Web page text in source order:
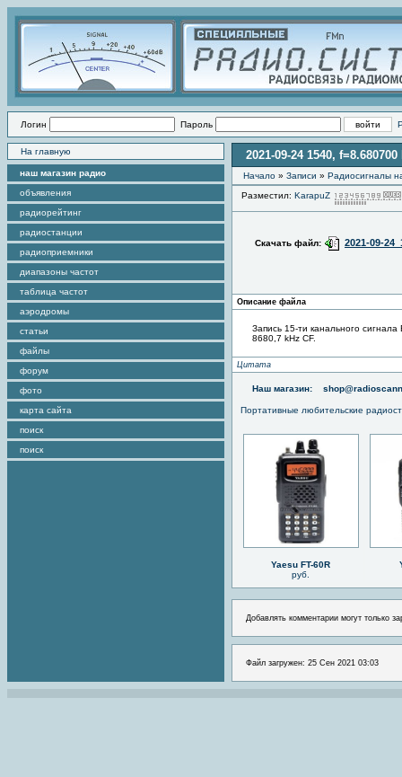
Логин Пароль
На главную
наш магазин радио
объявления
радиорейтинг
радиостанции
радиоприемники
диапазоны частот
таблица частот
аэродромы
статьи
файлы
форум
фото
карта сайта
поиск
поиск
2021-09-24 1540,
Начало » Записи » Радиоcигналы
Разместил: KarapuZ
Скачать файл: 2021-09-
Описание файла
Запись 15-ти канального
8680,7 kHz CF.
Цитата
Наш магазин:
Портативные любительские
Yaesu FT-60R
руб.
Добавлять комментарии могут только
Файл загружен: 25 Сен 2021 03:03